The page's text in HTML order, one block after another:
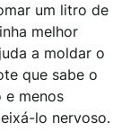
um litro de
melhor
a moldar o
que sabe o
e menos
lo nervoso.